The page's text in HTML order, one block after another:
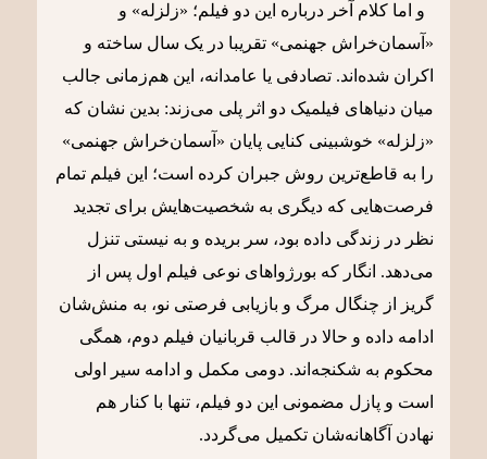
و اما کلام آخر درباره این دو فیلم؛ «زلزله» و
«آسمان‌خراش جهنمی» تقریبا در یک سال ساخته و
اکران شده‌اند. تصادفی یا عامدانه، این هم‌زمانی جالب
میان دنیاهای فیلمیک دو اثر پلی می‌زند: بدین نشان که
«زلزله» خوشبینی کنایی پایان «آسمان‌خراش جهنمی»
را به قاطع‌ترین روش جبران کرده است؛ این فیلم تمام
فرصت‌هایی که دیگری به شخصیت‌هایش برای تجدید
نظر در زندگی داده بود، سر بریده و به نیستی تنزل
می‌دهد. انگار که بورژواهای نوعی فیلم اول پس از
گریز از چنگال مرگ و بازیابی فرصتی نو، به منش‌شان
ادامه داده‌ و حالا در قالب قربانیان فیلم دوم، همگی
محکوم به شکنجه‌اند. دومی مکمل و ادامه سیر اولی
است و پازل مضمونی این دو فیلم، تنها با کنار هم
نهادن آگاهانه‌شان تکمیل می‌گردد.